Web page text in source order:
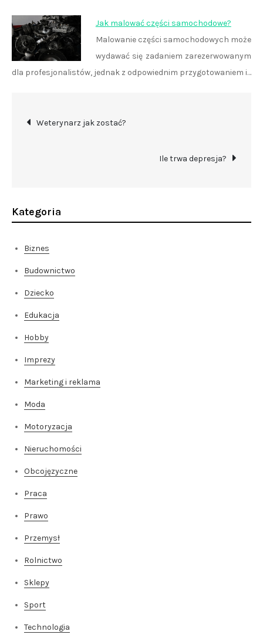
Jak malować części samochodowe?
Malowanie części samochodowych może
wydawać się zadaniem zarezerwowanym
dla profesjonalistów, jednak z odpowiednim przygotowaniem i…
Nawigacja
Weterynarz jak zostać?
Ile trwa depresja?
Kategoria
Biznes
Budownictwo
Dziecko
Edukacja
Hobby
Imprezy
Marketing i reklama
Moda
Motoryzacja
Nieruchomości
Obcojęzyczne
Praca
Prawo
Przemysł
Rolnictwo
Sklepy
Sport
Technologia